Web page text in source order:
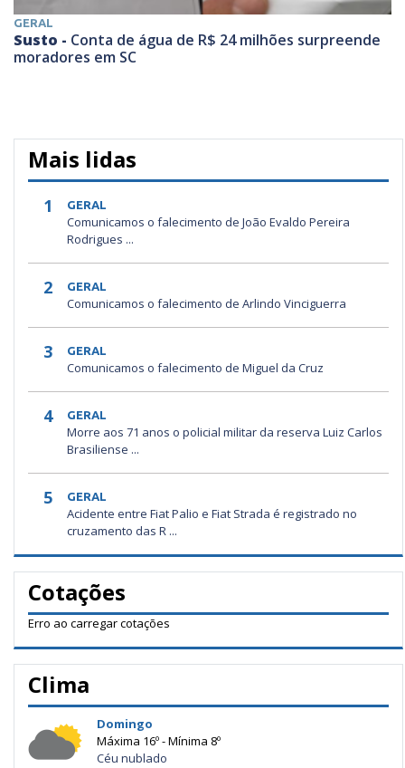
GERAL
Susto - Conta de água de R$ 24 milhões surpreende
moradores em SC
Mais lidas
1 GERAL
Comunicamos o falecimento de João Evaldo Pereira
Rodrigues ...
2 GERAL
Comunicamos o falecimento de Arlindo Vinciguerra
3 GERAL
Comunicamos o falecimento de Miguel da Cruz
4 GERAL
Morre aos 71 anos o policial militar da reserva Luiz Carlos
Brasiliense ...
5 GERAL
Acidente entre Fiat Palio e Fiat Strada é registrado no
cruzamento das R ...
Cotações
Erro ao carregar cotações
Clima
Domingo
Máxima 16º - Mínima 8º
Céu nublado